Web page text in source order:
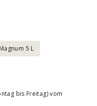
Magnum 5 L
bis Freitag) vom